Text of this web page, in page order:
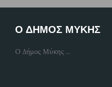
Ο ΔΗΜΟΣ ΜΥΚΗΣ
Ο Δήμος Μύκης ...